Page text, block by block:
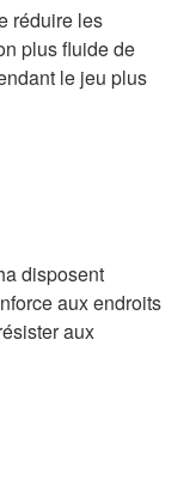
réduire les
plus fluide de
le jeu plus
disposent
aux endroits
aux